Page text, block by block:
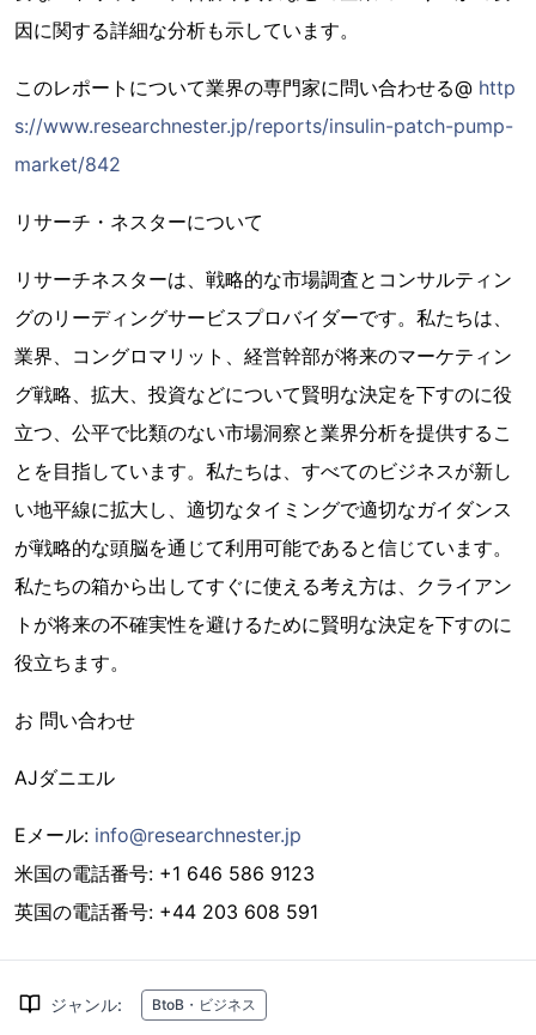
因に関する詳細な分析も示しています。
このレポートについて業界の専門家に問い合わせる@ http
s://www.researchnester.jp/reports/insulin-patch-pump-
market/842
リサーチ・ネスターについて
リサーチネスターは、戦略的な市場調査とコンサルティン
グのリーディングサービスプロバイダーです。私たちは、
業界、コングロマリット、経営幹部が将来のマーケティン
グ戦略、拡大、投資などについて賢明な決定を下すのに役
立つ、公平で比類のない市場洞察と業界分析を提供するこ
とを目指しています。私たちは、すべてのビジネスが新し
い地平線に拡大し、適切なタイミングで適切なガイダンス
が戦略的な頭脳を通じて利用可能であると信じています。
私たちの箱から出してすぐに使える考え方は、クライアン
トが将来の不確実性を避けるために賢明な決定を下すのに
役立ちます。
お 問い合わせ
AJダニエル
Eメール: info@researchnester.jp
米国の電話番号: +1 646 586 9123
英国の電話番号: +44 203 608 591
ジャンル: BtoB・ビジネス